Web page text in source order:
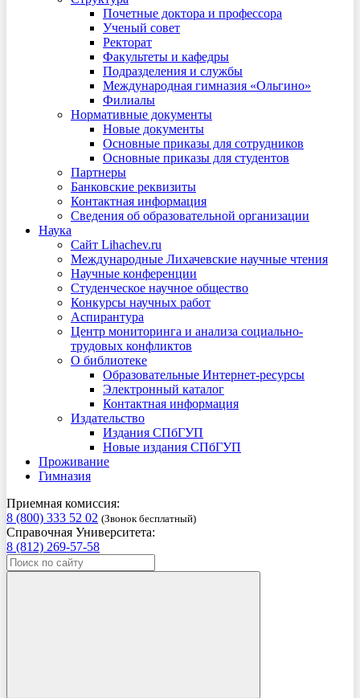
Почетные доктора и профессора
Ученый совет
Ректорат
Факультеты и кафедры
Подразделения и службы
Международная гимназия «Ольгино»
Филиалы
Нормативные документы
Новые документы
Основные приказы для сотрудников
Основные приказы для студентов
Партнеры
Банковские реквизиты
Контактная информация
Сведения об образовательной организации
Наука
Сайт Lihachev.ru
Международные Лихачевские научные чтения
Научные конференции
Студенческое научное общество
Конкурсы научных работ
Аспирантура
Центр мониторинга и анализа социально-
трудовых конфликтов
О библиотеке
Образовательные Интернет-ресурсы
Электронный каталог
Контактная информация
Издательство
Издания СПбГУП
Новые издания СПбГУП
Проживание
Гимназия
Приемная комиссия:
8 (800) 333 52 02 (Звонок бесплатный)
Справочная Университета:
8 (812) 269-57-58